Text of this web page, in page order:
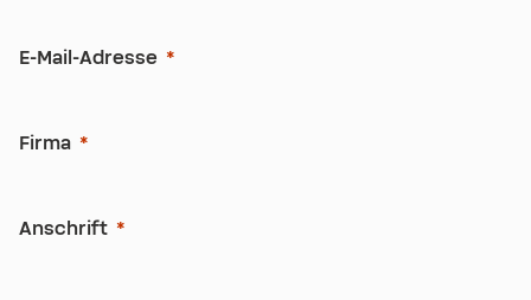
E-Mail-Adresse
Firma
Anschrift